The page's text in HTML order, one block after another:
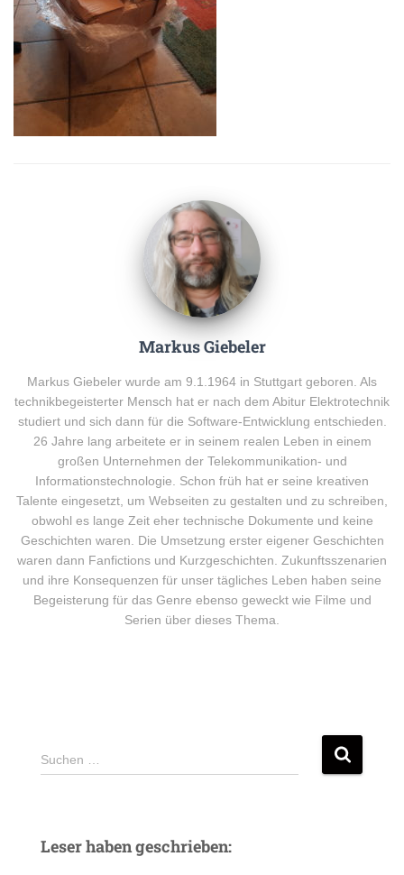
Markus Giebeler
Markus Giebeler wurde am 9.1.1964 in Stuttgart geboren. Als
technikbegeisterter Mensch hat er nach dem Abitur Elektrotechnik
studiert und sich dann für die Software-Entwicklung entschieden.
26 Jahre lang arbeitete er in seinem realen Leben in einem
großen Unternehmen der Telekommunikation- und
Informationstechnologie. Schon früh hat er seine kreativen
Talente eingesetzt, um Webseiten zu gestalten und zu schreiben,
obwohl es lange Zeit eher technische Dokumente und keine
Geschichten waren. Die Umsetzung erster eigener Geschichten
waren dann Fanfictions und Kurzgeschichten. Zukunftsszenarien
und ihre Konsequenzen für unser tägliches Leben haben seine
Begeisterung für das Genre ebenso geweckt wie Filme und
Serien über dieses Thema.
S
u
n
Suchen …
Leser haben geschrieben: